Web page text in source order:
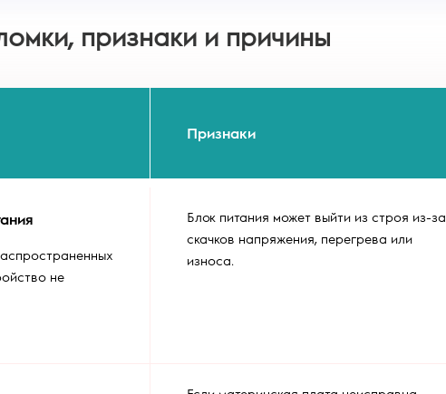
признаки и причины
Признаки
не
Блок питания может выйти из строя из-за
скачков напряжения, перегрева или
износа.